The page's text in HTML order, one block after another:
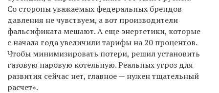
Со стороны уважаемых федеральных брендов
давления не чувствуем, а вот производители
фальсификата мешают. А еще энергетики, которые
с начала года увеличили тарифы на 20 процентов.
Чтобы минимизировать потери, решил установить
газовую паровую котельную. Реальных угроз для
развития сейчас нет, главное — нужен тщательный
расчет».